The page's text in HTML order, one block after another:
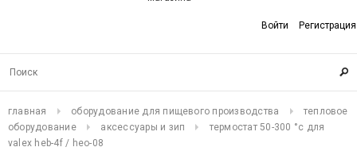
Войти Регистрация
главная оборудование для пищевого производства
тепловое
оборудование
аксессуары и зип
термостат 50-300 °с для
valex heb-4f / heo-08